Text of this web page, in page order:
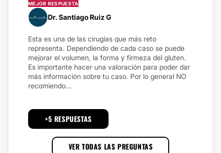
MEJOR RESPUESTA
Dr. Santiago Ruiz G
Esta es una de las cirugías que más reto
representa. Dependiendo de cada caso se puede
mejorar el volumen, la forma y firmeza del gluten.
Es importante hacer una valoración para poder dar
más información sobre tu caso. Por lo general NO
recomiendo...
+5 RESPUESTAS
VER TODAS LAS PREGUNTAS